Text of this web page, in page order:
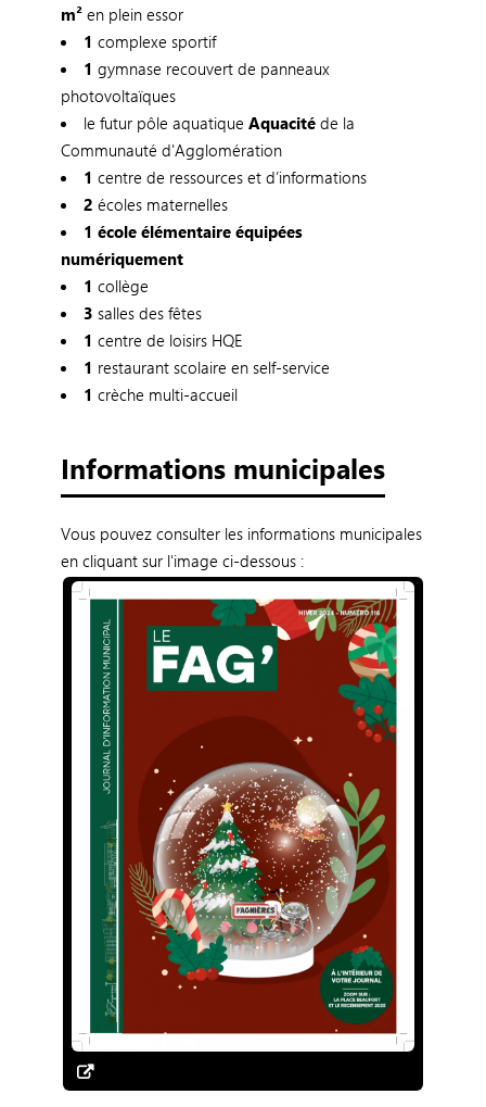
m²en plein essor
1 complexe sportif
1 gymnase recouvert de panneaux
photovoltaïques
le futur pôle aquatique Aquacitéde la
Communauté d'Agglomération
1 centre de ressources et d’informations
2 écoles maternelles
1 école élémentaire équipées
numériquement
1 collège
3 salles des fêtes
1 centre de loisirs HQE
1 restaurant scolaire en self-service
1 crèche multi-accueil
Informations municipales
Vous pouvez consulter les informations municipales
en cliquant sur l'image ci-dessous :